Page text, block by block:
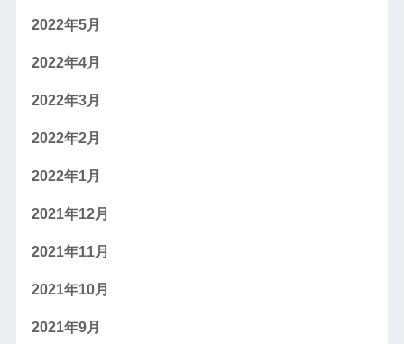
2022年5月
2022年4月
2022年3月
2022年2月
2022年1月
2021年12月
2021年11月
2021年10月
2021年9月